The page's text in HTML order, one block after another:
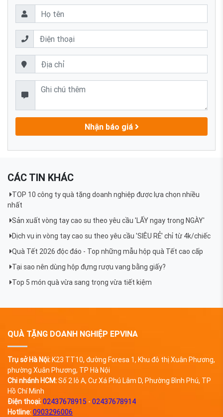
Nhận báo giá
CÁC TIN KHÁC
TOP 10 công ty quà tặng doanh nghiệp được lựa chọn nhiều
nhất
Sản xuất vòng tay cao su theo yêu cầu 'LẤY ngay trong NGÀY'
Dịch vụ in vòng tay cao su theo yêu cầu 'SIÊU RẺ' chỉ từ 4k/chiếc
Quà Tết 2026 độc đáo - Top những mẫu hộp quà Tết cao cấp
Tại sao nên dùng hộp đựng rượu vang bằng giấy?
Top 5 món quà vừa sang trọng vừa tiết kiệm
QUÀ TẶNG DOANH NGHIỆP EPVINA
Trụ sở Hà Nội:K23 TT10, đường Foresa 1, Khu đô thị Xuân Phương,
phường Xuân Phương, TP Hà Nội
Chi nhánh HCM:Số 2 lô A, Cư Xá Phú Lâm D, Phường Bình Phú, TP
Hồ Chí Minh
Điện thoại:02437678915 - 02437678914
Hotline:0903296006